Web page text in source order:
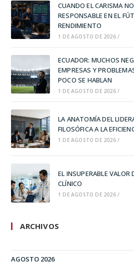
CUANDO EL CARISMA
RESPONSABLE EN EL
RENDIMIENTO
1 DE AGOSTO DE 2026 /
ECUADOR: MUCHOS
EMPRESAS Y
POCO SE HABLAN
1 DE AGOSTO DE 2026 /
LA ANATOMÍA DEL
FILOSÓFICA A LA
1 DE AGOSTO DE 2026 /
EL INSUPERABLE VALOR
CLÍNICO
1 DE AGOSTO DE 2026 /
ARCHIVOS
AGOSTO 2026